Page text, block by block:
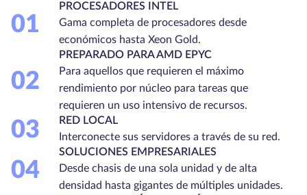
01
PROCESADORES INTEL
Gama completa de procesadores desde
económicos hasta Xeon Gold.
02
PREPARADO PARA AMD EPYC
Para aquellos que requieren el máximo
rendimiento por núcleo para tareas que
requieren un uso intensivo de recursos.
03
RED LOCAL
Interconecte sus servidores a través de su red.
04
SOLUCIONES EMPRESARIALES
Desde chasis de una sola unidad y de alta
densidad hasta gigantes de múltiples unidades.